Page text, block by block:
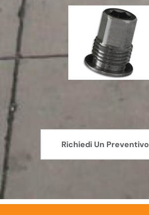
Richiedi Un Preventivo